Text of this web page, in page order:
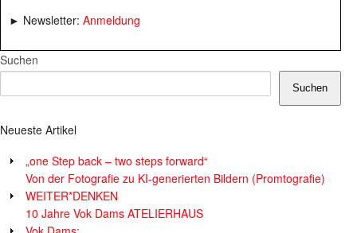
► Newsletter: Anmeldung
Suchen
Suchen
Neueste Artikel
„one Step back – two steps forward“
Von der Fotografie zu KI-generierten Bildern (Promtografie)
WEITER*DENKEN
10 Jahre Vok Dams ATELIERHAUS